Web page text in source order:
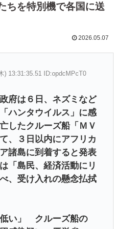
ちを特別機で各国に送
2026.05.07
) 13:31:35.51 ID:opdcMPcT0
府は６日、ネズミなど
ハンタウイルス」に感
したクルーズ船「ＭＶ
、３日以内にアフリカ
諸島に到着すると発表
「島民、経済活動にリ
、受け入れの懸念払拭
低い」 クルーズ船の